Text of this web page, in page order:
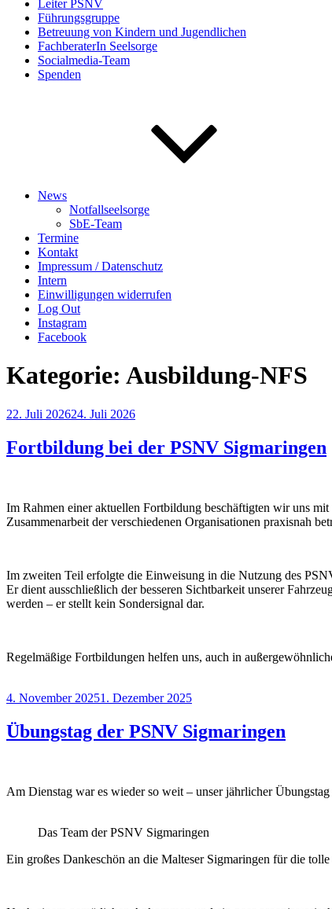
Leiter PSNV
Führungsgruppe
Betreuung von Kindern und Jugendlichen
FachberaterIn Seelsorge
Socialmedia-Team
Spenden
News
Notfallseelsorge
SbE-Team
Termine
Kontakt
Impressum / Datenschutz
Intern
Einwilligungen widerrufen
Log Out
Instagram
Facebook
Kategorie: Ausbildung-NFS
Veröffentlicht
22. Juli 202624. Juli 2026
Fortbildung bei der PSNV Sigmaringen
Im Rahmen einer aktuellen Fortbildung beschäftigten wir uns
Zusammenarbeit der verschiedenen Organisationen praxisnah
Im zweiten Teil erfolgte die Einweisung in die Nutzung des
Er dient ausschließlich der besseren Sichtbarkeit unserer
werden – er stellt kein Sondersignal dar.
Regelmäßige Fortbildungen helfen uns, auch in
Veröffentlicht
4. November 20251. Dezember 2025
Übungstag der PSNV Sigmaringen
Am Dienstag war es wieder so weit – unser jährlicher Übungstag
Das Team der PSNV Sigmaringen
Ein großes Dankeschön an die Malteser Sigmaringen für die